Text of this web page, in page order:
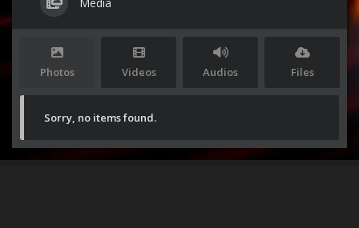
Photos Videos Audios Files
Sorry, no items found.